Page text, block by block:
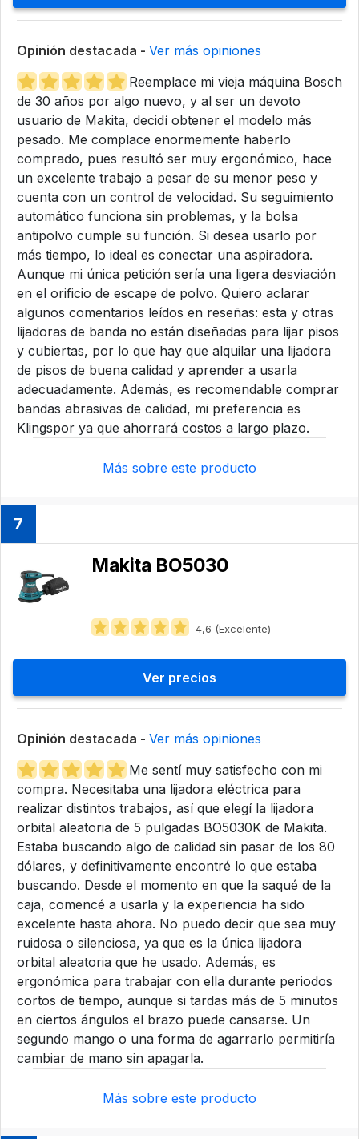
Opinión destacada - Ver más opiniones
Reemplace mi vieja máquina Bosch
de 30 años por algo nuevo, y al ser un devoto
usuario de Makita, decidí obtener el modelo más
pesado. Me complace enormemente haberlo
comprado, pues resultó ser muy ergonómico, hace
un excelente trabajo a pesar de su menor peso y
cuenta con un control de velocidad. Su seguimiento
automático funciona sin problemas, y la bolsa
antipolvo cumple su función. Si desea usarlo por
más tiempo, lo ideal es conectar una aspiradora.
Aunque mi única petición sería una ligera desviación
en el orificio de escape de polvo. Quiero aclarar
algunos comentarios leídos en reseñas: esta y otras
lijadoras de banda no están diseñadas para lijar pisos
y cubiertas, por lo que hay que alquilar una lijadora
de pisos de buena calidad y aprender a usarla
adecuadamente. Además, es recomendable comprar
bandas abrasivas de calidad, mi preferencia es
Klingspor ya que ahorrará costos a largo plazo.
Más sobre este producto
7
Makita BO5030
4,6 (Excelente)
Ver precios
Opinión destacada - Ver más opiniones
Me sentí muy satisfecho con mi
compra. Necesitaba una lijadora eléctrica para
realizar distintos trabajos, así que elegí la lijadora
orbital aleatoria de 5 pulgadas BO5030K de Makita.
Estaba buscando algo de calidad sin pasar de los 80
dólares, y definitivamente encontré lo que estaba
buscando. Desde el momento en que la saqué de la
caja, comencé a usarla y la experiencia ha sido
excelente hasta ahora. No puedo decir que sea muy
ruidosa o silenciosa, ya que es la única lijadora
orbital aleatoria que he usado. Además, es
ergonómica para trabajar con ella durante periodos
cortos de tiempo, aunque si tardas más de 5 minutos
en ciertos ángulos el brazo puede cansarse. Un
segundo mango o una forma de agarrarlo permitiría
cambiar de mano sin apagarla.
Más sobre este producto